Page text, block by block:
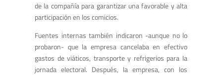
de la compañía para garantizar una favorable y alta
participación en los comicios.
Fuentes internas también indicaron -aunque no lo
probaron- que la empresa cancelaba en efectivo
gastos de viáticos, transporte y refrigerios para la
jornada electoral. Después, la empresa, con los